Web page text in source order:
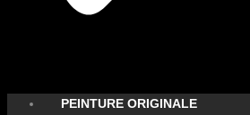
PEINTURE ORIGINALE